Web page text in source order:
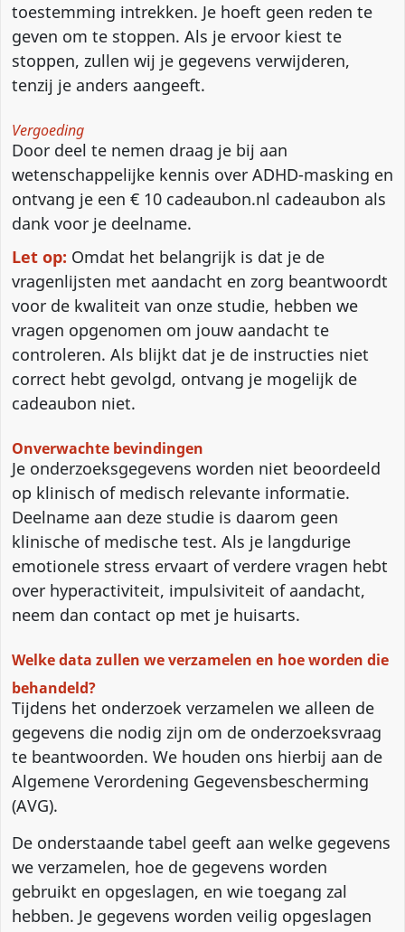
toestemming intrekken. Je hoeft geen reden te
geven om te stoppen. Als je ervoor kiest te
stoppen, zullen wij je gegevens verwijderen,
tenzij je anders aangeeft.
Vergoeding
Door deel te nemen draag je bij aan
wetenschappelijke kennis over ADHD-masking en
ontvang je een € 10 cadeaubon.nl cadeaubon als
dank voor je deelname.
Let op: Omdat het belangrijk is dat je de
vragenlijsten met aandacht en zorg beantwoordt
voor de kwaliteit van onze studie, hebben we
vragen opgenomen om jouw aandacht te
controleren. Als blijkt dat je de instructies niet
correct hebt gevolgd, ontvang je mogelijk de
cadeaubon niet.
Onverwachte bevindingen
Je onderzoeksgegevens worden niet beoordeeld
op klinisch of medisch relevante informatie.
Deelname aan deze studie is daarom geen
klinische of medische test. Als je langdurige
emotionele stress ervaart of verdere vragen hebt
over hyperactiviteit, impulsiviteit of aandacht,
neem dan contact op met je huisarts.
Welke data zullen we verzamelen en hoe worden die
behandeld?
Tijdens het onderzoek verzamelen we alleen de
gegevens die nodig zijn om de onderzoeksvraag
te beantwoorden. We houden ons hierbij aan de
Algemene Verordening Gegevensbescherming
(AVG).
De onderstaande tabel geeft aan welke gegevens
we verzamelen, hoe de gegevens worden
gebruikt en opgeslagen, en wie toegang zal
hebben. Je gegevens worden veilig opgeslagen